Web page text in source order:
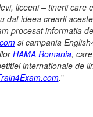
liceeni – tinerii
ideea crearii
procesat informatia
si campania
HAMA Romania,
internationale de
."